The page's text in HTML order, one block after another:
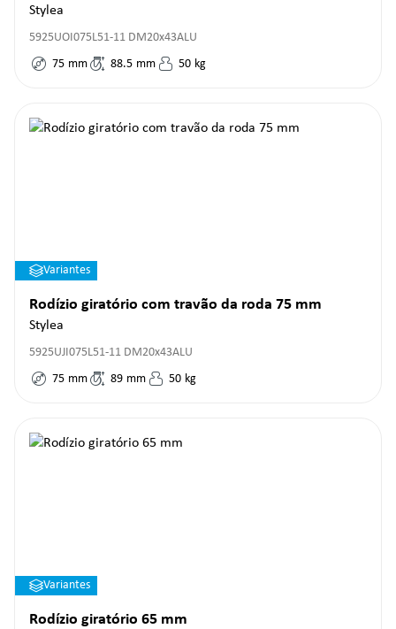
Stylea
5925UOI075L51-11 DM20x43ALU
75 mm 88.5 mm 50 kg
Variantes
Rodízio giratório com travão da roda 75 mm
Stylea
5925UJI075L51-11 DM20x43ALU
75 mm 89 mm 50 kg
Variantes
Rodízio giratório 65 mm